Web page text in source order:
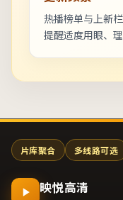
热播榜单与上新
提醒适度用眼、理
片库聚合 多线路可选
映悦高清